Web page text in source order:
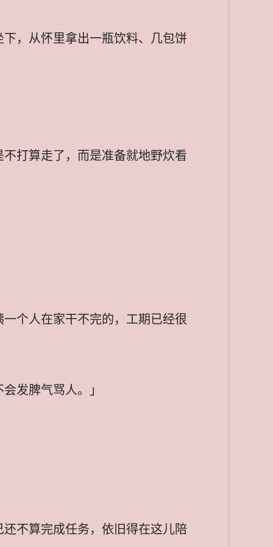
，从怀里拿出一瓶饮料、几包饼
打算走了，而是准备就地野炊看
个人在家干不完的，工期已经很
发脾气骂人。」
不算完成任务，依旧得在这儿陪